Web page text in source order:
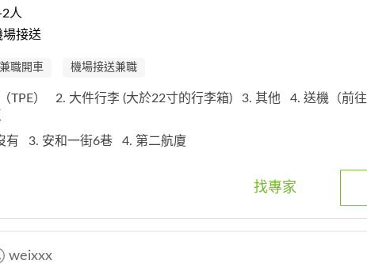
人
場接送
兼職開車 機場接送兼職
TPE） 2. 大件行李 (大於22寸的行李箱) 3. 其他
4. 送機（前
有 3. 安和一街6巷 4. 第二航廈
找專家
weixxx